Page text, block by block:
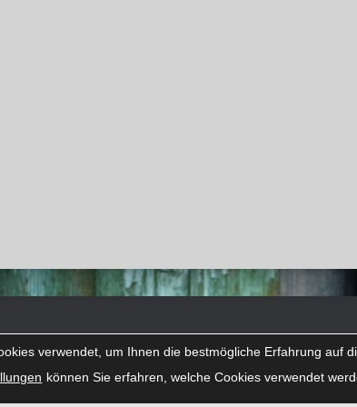
SNAPCHAT THREADS TIKTOK X
verwendet, um Ihnen die bestmögliche Erfahrung auf
können Sie erfahren, welche Cookies verwendet